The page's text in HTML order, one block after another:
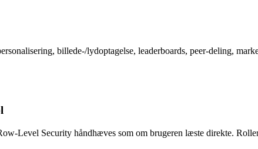
billede-/lydoptagelse, leaderboards, peer-deling,
Level Security håndhæves som om brugeren læste direkte.